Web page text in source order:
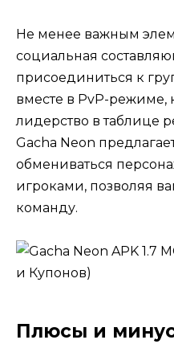
Не менее важным
социальная
присоединиться к
вместе в PvP-режиме,
лидерство в таблице
Gacha Neon
обмениваться
игроками, позволяя
команду.
Плюсы и